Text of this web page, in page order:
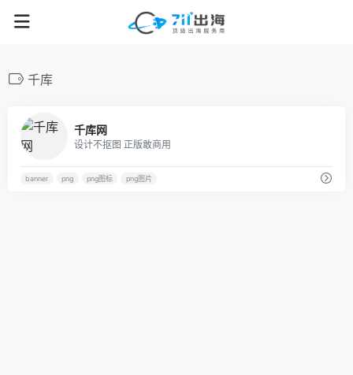
千库
千库网
设计不抠图 正版敢商用
banner png png图标 png图片